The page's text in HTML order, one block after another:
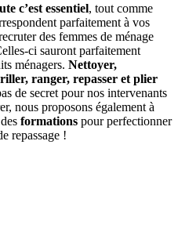
c’est essentiel, tout comme
parfaitement à vos
des femmes de ménage
ci sauront parfaitement
ménagers. Nettoyer,
ranger, repasser et plier
de secret pour nos intervenants
nous proposons également à
formations pour perfectionner
repassage !